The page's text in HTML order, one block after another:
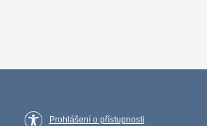
Prohlášení o přístupnosti